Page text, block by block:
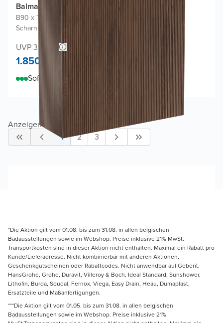
Balmani Eclips Ribs Badhochschrank
B90 x T32 x H130 cm
Scharniere Links und Rechts
UVP 3.600,-
1.850,-
Sofort lieferbar
Anzeigen
1
2 3
*Die Aktion gilt vom 01.08. bis zum 31.08. in allen belgischen
Badausstellungen sowie im Webshop. Preise inklusive 21% MwSt.
Transportkosten sind in dieser Aktion nicht enthalten. Maximal ein Rabatt pro
Kunde/Lieferadresse. Nicht kombinierbar mit anderen Aktionen,
Geschenkgutscheinen oder Rabattcodes. Nicht anwendbar auf Geberit,
HansGrohe, Grohe, Duravit, Villeroy & Boch, Ideal Standard, Sunshower,
Lithofin, Burda, Soudal, Fernox, Viega, Easy Drain, Heau, Dumaplast,
Ersatzteile und Maßanfertigungen.
***Die Aktion gilt vom 01.05. bis zum 31.08. in allen belgischen
Badausstellungen sowie im Webshop. Preise inklusive 21%